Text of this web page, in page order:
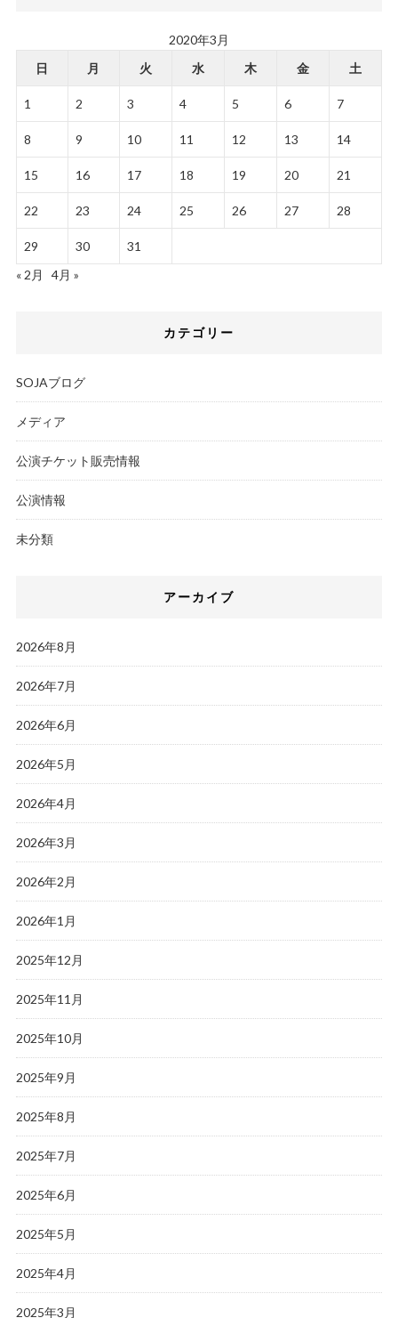
2020年3月
日
月 火 水 木 金 土
1 2 3 4 5 6 7
8 9 10 11 12 13 14
15 16 17 18 19 20 21
22 23 24 25 26 27 28
29 30
31
« 2月
4月 »
カテゴリー
SOJAブログ
メディア
公演チケット販売情報
公演情報
未分類
アーカイブ
2026年8月
2026年7月
2026年6月
2026年5月
2026年4月
2026年3月
2026年2月
2026年1月
2025年12月
2025年11月
2025年10月
2025年9月
2025年8月
2025年7月
2025年6月
2025年5月
2025年4月
2025年3月